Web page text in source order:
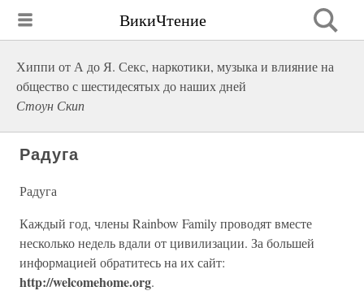
ВикиЧтение
Хиппи от А до Я. Секс, наркотики, музыка и влияние на
общество с шестидесятых до наших дней
Стоун Скип
Радуга
Радуга
Каждый год, члены Rainbow Family проводят вместе
несколько недель вдали от цивилизации. За большей
информацией обратитесь на их сайт:
http://welcomehome.org.